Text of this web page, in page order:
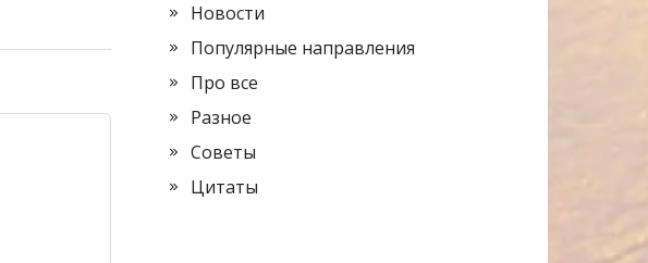
Новости
Популярные направления
Про все
Разное
Советы
Цитаты